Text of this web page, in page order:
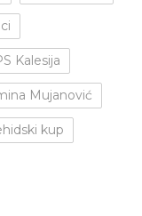
Kalesija
Mujanović
kup